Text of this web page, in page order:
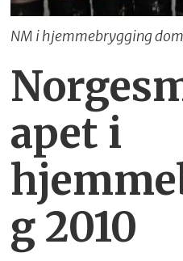
NM i hjemmebrygging
apet i
g 2010